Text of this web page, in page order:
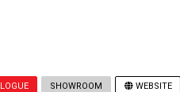
SHOWROOM WEBSITE